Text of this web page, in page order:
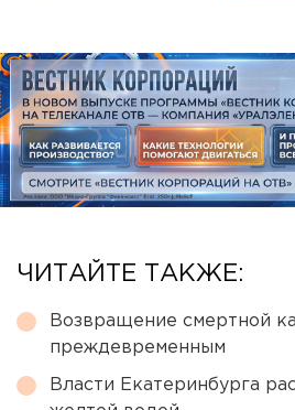
ЧИТАЙТЕ ТАКЖЕ:
Возвращение смертной
преждевременным
Власти Екатеринбурга